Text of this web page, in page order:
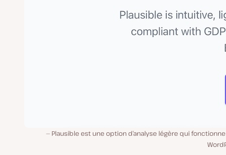
Plausible est une option d’analyse légère qui